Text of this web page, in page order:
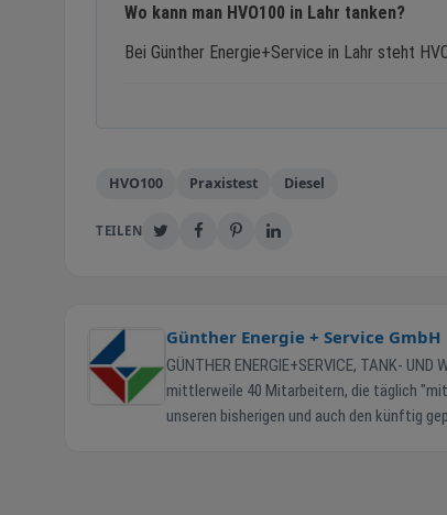
Wo kann man HVO100 in Lahr tanken?
Bei Günther Energie+Service in Lahr steht
HVO100 Praxistest Diesel
TEILEN
Günther Energie + Service GmbH
GÜNTHER ENERGIE+SERVICE, TANK- UND WASCHPARK IN LAHR Seit nunmehr 18
mittlerweile 40 Mitarbeitern, die täglich
unseren bisherigen und auch den künftig